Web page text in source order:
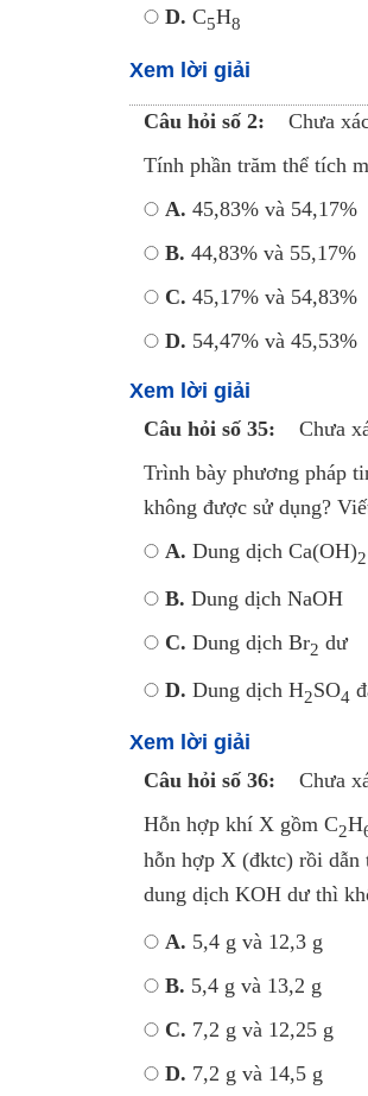
D. C5H8
Xem lời giải
Câu hỏi số 2:
Chưa
Tính phần trăm thể tích
A. 45,83% và 54,17%
B. 44,83% và 55,17%
C. 45,17% và 54,83%
D. 54,47% và 45,53%
Xem lời giải
Câu hỏi số 35:
Chưa
Trình bày phương pháp
không được sử dụng?
A. Dung dịch Ca(OH)2
B. Dung dịch NaOH
C. Dung dịch Br2 dư
D. Dung dịch H2SO4
Xem lời giải
Câu hỏi số 36:
Chưa
Hỗn hợp khí X gồm C2H
hỗn hợp X (đktc) rồi dẫn
dung dịch KOH dư thì
A. 5,4 g và 12,3 g
B. 5,4 g và 13,2 g
C. 7,2 g và 12,25 g
D. 7,2 g và 14,5 g